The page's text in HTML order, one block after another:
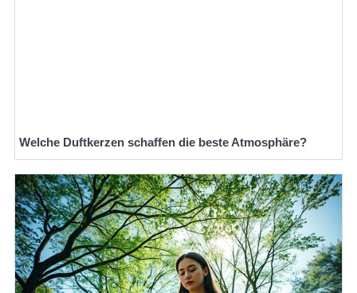
Welche Duftkerzen schaffen die beste Atmosphäre?